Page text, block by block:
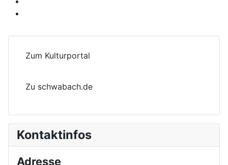
Zum Kulturportal
Zu schwabach.de
Kontaktinfos
Adresse